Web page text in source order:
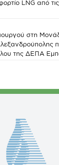
LNG από
στη
της ΔΕΠΑ